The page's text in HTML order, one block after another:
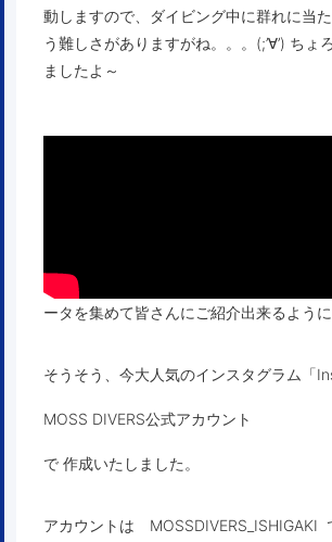
動しますので、ダイビング中に群れに当
う難しさがありますがね。。。(;’∀’) ちょ
ましたよ～
ータを集めて皆さんにご紹介出来るよう
そうそう、今大人気のインスタグラム「
MOSS DIVERS公式アカウント
で 作成いたしました。
アカウントは MOSSDIVERS_ISHIGAKI